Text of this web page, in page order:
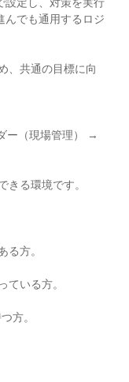
んでも通用するロジ
、共通の目標に向
ー（現場管理） →
る環境です。
る方。
ている方。
方。